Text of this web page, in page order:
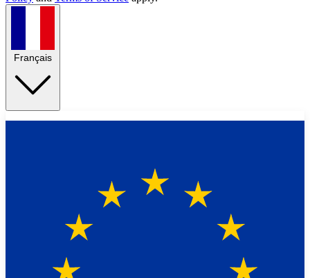
Français